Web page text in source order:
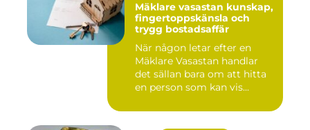
Mäklare vasastan kunskap,
fingertoppskänsla och
trygg bostadsaffär
När någon letar efter en
Mäklare Vasastan handlar
det sällan bara om att hitta
en person som kan vis...